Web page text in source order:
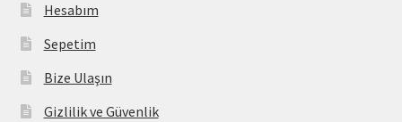
Hesabım
Sepetim
Bize Ulaşın
Gizlilik ve Güvenlik